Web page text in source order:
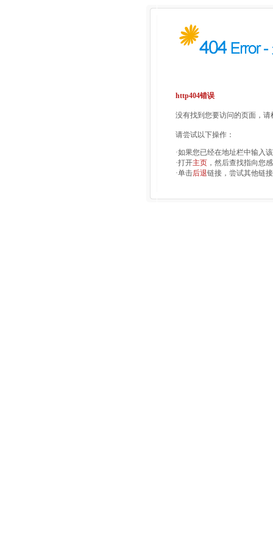
http404错误
没有找到您要访问的页面，
请尝试以下操作：
·如果您已经在地址栏中输入
·打开主页 ，然后查找指向您
·单击后退链接，尝试其他链